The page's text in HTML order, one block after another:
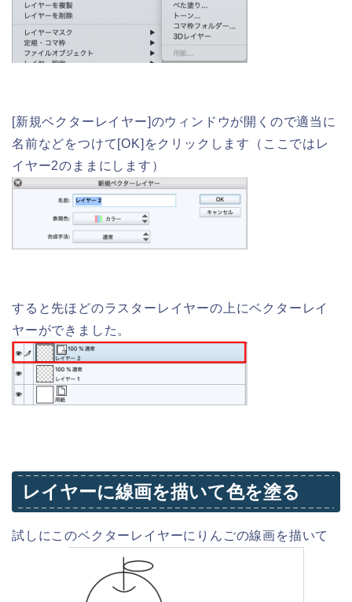
[新規ベクターレイヤー]のウィンドウが開くので適当に
名前などをつけて[OK]をクリックします（ここではレ
イヤー2のままにします）
すると先ほどのラスターレイヤーの上にベクターレイ
ヤーができました。
レイヤーに線画を描いて色を塗る
試しにこのベクターレイヤーにりんごの線画を描いて